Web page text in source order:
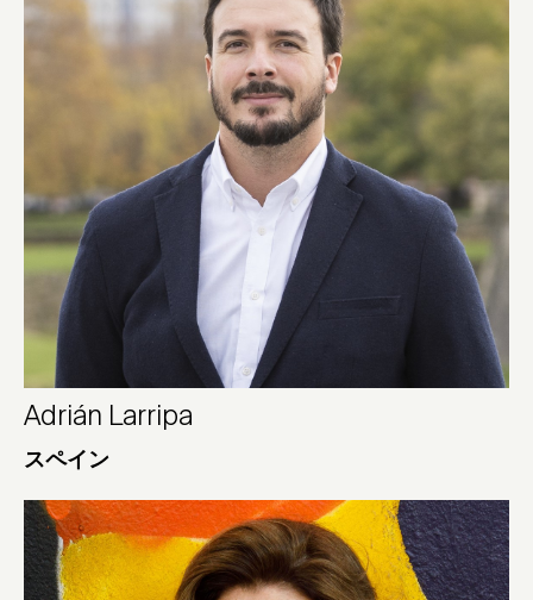
Adrián Larripa
スペイン